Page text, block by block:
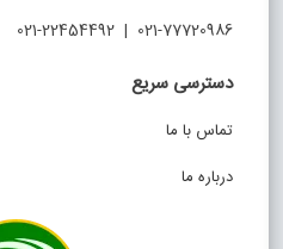
021-77720986 | 021-22454492
دسترسی سریع
تماس با ما
درباره ما